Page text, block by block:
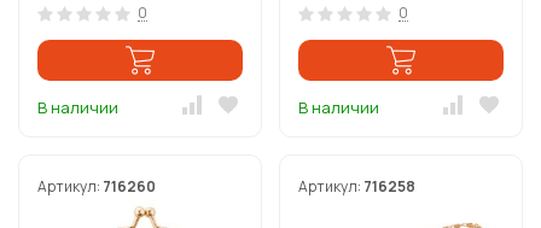
0
В наличии
0
В наличии
Артикул: 716260 Артикул: 716258